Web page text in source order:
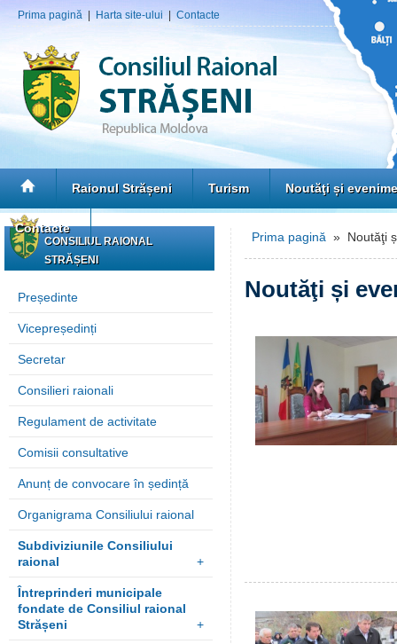
Prima pagină Harta site-ului Contacte
Raionul Strășeni Turism Noutăţi și
Contacte
CONSILIUL RAIONAL
STRĂȘENI
Președinte
Vicepreședinți
Secretar
Consilieri raionali
Regulament de activitate
Comisii consultative
Anunț de convocare în ședință
Organigrama Consiliului raional
Subdiviziunile Consiliului
raional
+
Întreprinderi municipale
fondate de Consiliul raional
Strășeni
+
Prima pagină » Noutăţi
Noutăţi și